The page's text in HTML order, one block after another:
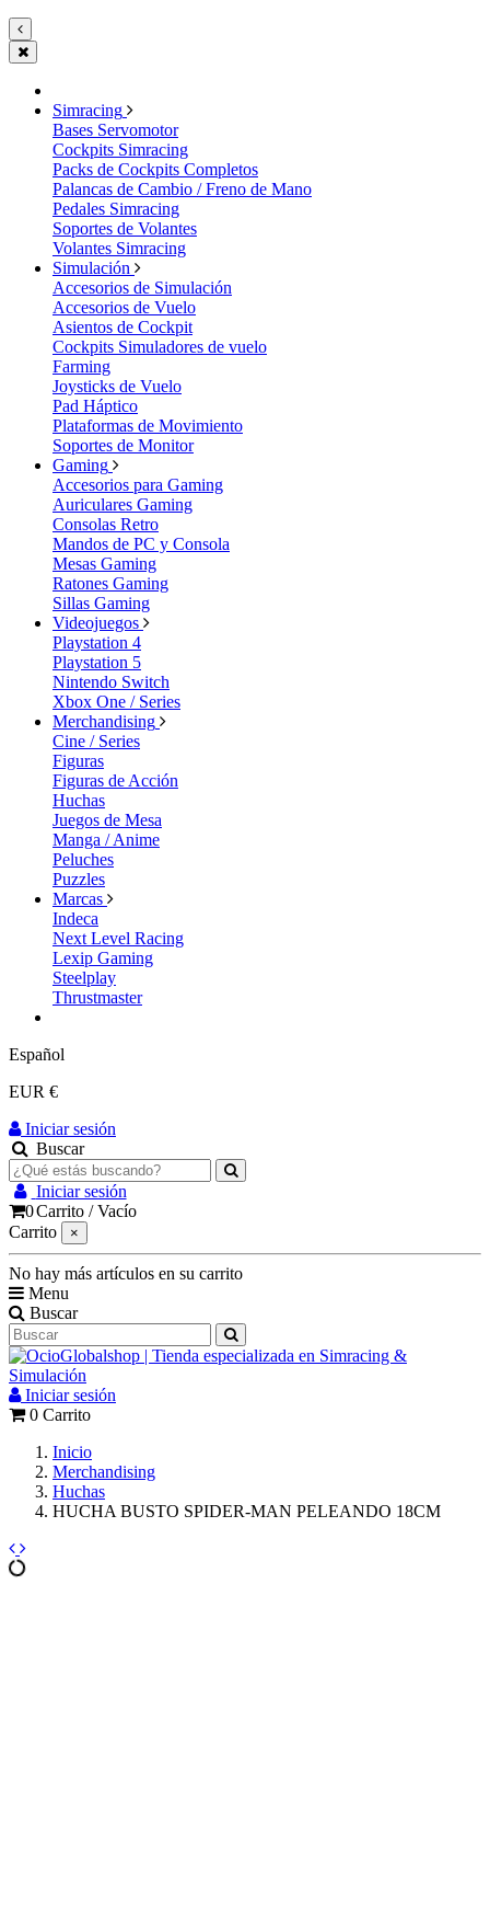
Simracing
Bases Servomotor
Cockpits Simracing
Packs de Cockpits Completos
Palancas de Cambio / Freno de Mano
Pedales Simracing
Soportes de Volantes
Volantes Simracing
Simulación
Accesorios de Simulación
Accesorios de Vuelo
Asientos de Cockpit
Cockpits Simuladores de vuelo
Farming
Joysticks de Vuelo
Pad Háptico
Plataformas de Movimiento
Soportes de Monitor
Gaming
Accesorios para Gaming
Auriculares Gaming
Consolas Retro
Mandos de PC y Consola
Mesas Gaming
Ratones Gaming
Sillas Gaming
Videojuegos
Playstation 4
Playstation 5
Nintendo Switch
Xbox One / Series
Merchandising
Cine / Series
Figuras
Figuras de Acción
Huchas
Juegos de Mesa
Manga / Anime
Peluches
Puzzles
Marcas
Indeca
Next Level Racing
Lexip Gaming
Steelplay
Thrustmaster
Español
EUR €
Iniciar sesión
Buscar
Iniciar sesión
0Carrito /Vacío
Carrito
×
No hay más artículos en su carrito
Menu
Buscar
Iniciar sesión
0 Carrito
Inicio
Merchandising
Huchas
HUCHA BUSTO SPIDER-MAN PELEANDO 18CM